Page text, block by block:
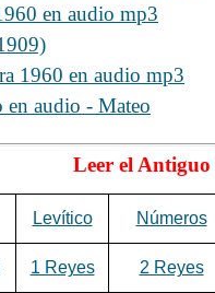
en audio mp3
1960 en audio mp3
en audio - Mateo
Leer el Antiguo
Levítico Números
1 Reyes 2 Reyes